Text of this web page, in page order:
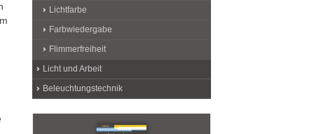
Lichtfarbe
Farbwiedergabe
Flimmerfreiheit
Licht und Arbeit
Beleuchtungstechnik